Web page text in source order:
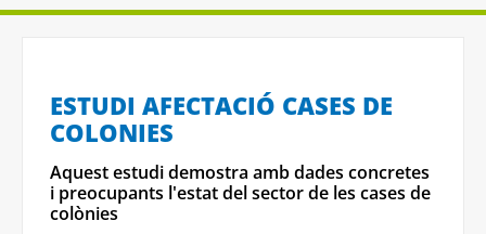
ESTUDI AFECTACIÓ CASES DE
COLONIES
Aquest estudi demostra amb dades concretes
i preocupants l'estat del sector de les cases de
colònies